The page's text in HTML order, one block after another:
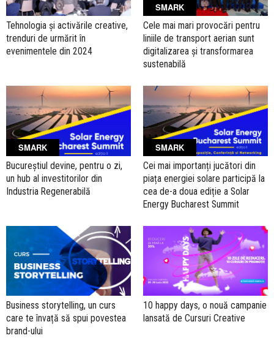
Tehnologia și activările creative,
trenduri de urmărit în
evenimentele din 2024
SMARK
Cele mai mari provocări pentru
liniile de transport aerian sunt
digitalizarea și transformarea
sustenabilă
SMARK
Bucureștiul devine, pentru o zi,
un hub al investitorilor din
Industria Regenerabilă
SMARK
Cei mai importanți jucători din
piața energiei solare participă la
cea de-a doua ediție a Solar
Energy Bucharest Summit
Business storytelling, un curs
care te învață să spui povestea
brand-ului
10 happy days, o nouă campanie
lansată de Cursuri Creative